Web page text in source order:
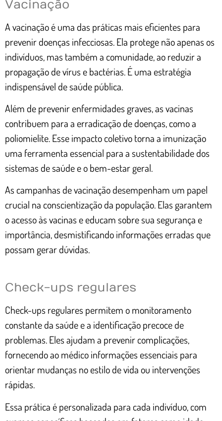
Vacinação
A vacinação é uma das práticas mais eficientes para
prevenir doenças infecciosas. Ela protege não apenas os
indivíduos, mas também a comunidade, ao reduzir a
propagação de vírus e bactérias. É uma estratégia
indispensável de saúde pública.
Além de prevenir enfermidades graves, as vacinas
contribuem para a erradicação de doenças, como a
poliomielite. Esse impacto coletivo torna a imunização
uma ferramenta essencial para a sustentabilidade dos
sistemas de saúde e o bem-estar geral.
As campanhas de vacinação desempenham um papel
crucial na conscientização da população. Elas garantem
o acesso às vacinas e educam sobre sua segurança e
importância, desmistificando informações erradas que
possam gerar dúvidas.
Check-ups regulares
Check-ups regulares permitem o monitoramento
constante da saúde e a identificação precoce de
problemas. Eles ajudam a prevenir complicações,
fornecendo ao médico informações essenciais para
orientar mudanças no estilo de vida ou intervenções
rápidas.
Essa prática é personalizada para cada indivíduo, com